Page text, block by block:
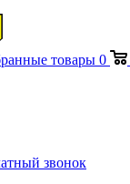
товары 0
звонок